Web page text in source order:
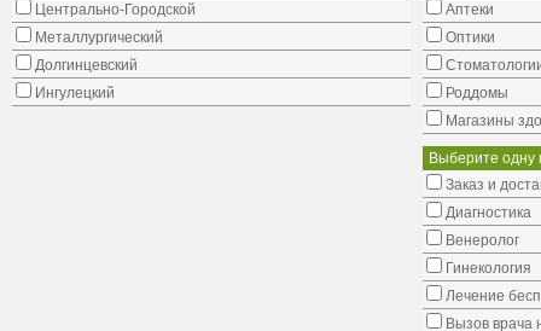
Центрально-Городской
Металлургический
Долгинцевский
Ингулецкий
Аптеки
Оптики
Роддомы
Магазины
Выберите одну
Заказ и
Диагностика
Венеролог
Гинекология
Лечение
Вызов врача